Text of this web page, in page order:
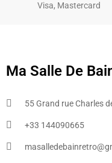
Visa, Mastercard
Ma Salle De
55 Grand rue Charles
+33 144090665​